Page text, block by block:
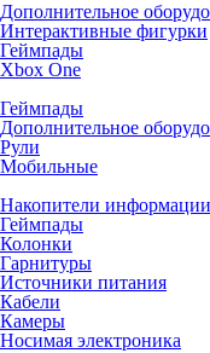
Дополнительное
Интерактивные фигурки
Геймпады
Xbox One
Геймпады
Дополнительное
Рули
Мобильные
Накопители информации
Геймпады
Колонки
Гарнитуры
Источники питания
Кабели
Камеры
Носимая электроника